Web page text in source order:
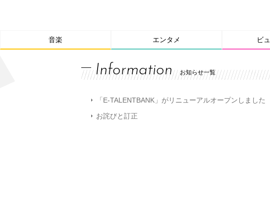
音楽 エンタメ ビ
Information お知らせ一覧
「E-TALENTBANK」がリニューアルオープンしました
お詫びと訂正